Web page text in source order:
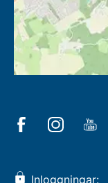
Inloggningar: